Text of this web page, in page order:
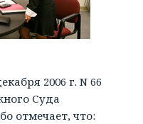
2006 г. N 66
Суда
отмечает, что: